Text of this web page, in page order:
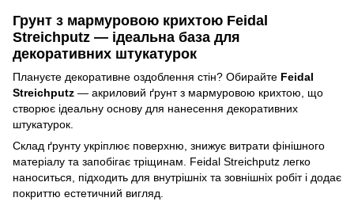
Грунт з мармуровою крихтою Feidal
Streichputz — ідеальна база для
декоративних штукатурок
Плануєте декоративне оздоблення стін? Обирайте Feidal
Streichputz — акриловий ґрунт з мармуровою крихтою, що
створює ідеальну основу для нанесення декоративних
штукатурок.
Склад ґрунту укріплює поверхню, знижує витрати фінішного
матеріалу та запобігає тріщинам. Feidal Streichputz легко
наноситься, підходить для внутрішніх та зовнішніх робіт і додає
покриттю естетичний вигляд.